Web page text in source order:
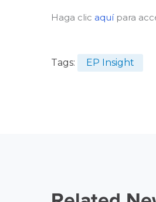
Haga clic aquípara
Tags: EP Insight